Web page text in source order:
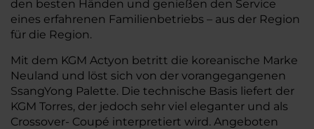
den besten Händen und genießen den Service
eines erfahrenen Familienbetriebs – aus der Region
für die Region.
Mit dem KGM Actyon betritt die koreanische Marke
Neuland und löst sich von der vorangegangenen
SsangYong Palette. Die technische Basis liefert der
KGM Torres, der jedoch sehr viel eleganter und als
Crossover- Coupé interpretiert wird. Angeboten